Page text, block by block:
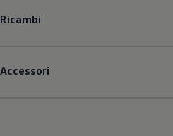
Ricambi
Accessori